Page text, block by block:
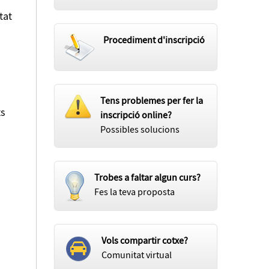
Procediment d'inscripció
Tens problemes per fer la
inscripció online?
Possibles solucions
Trobes a faltar algun curs?
Fes la teva proposta
Vols compartir cotxe?
Comunitat virtual